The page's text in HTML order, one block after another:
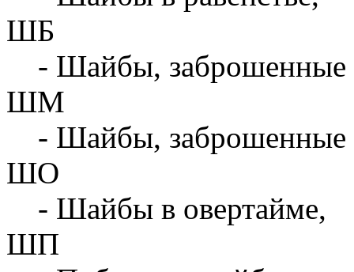
ШБ
- Шайбы, заброшенные
ШМ
- Шайбы, заброшенные
ШО
- Шайбы в овертайме,
ШП